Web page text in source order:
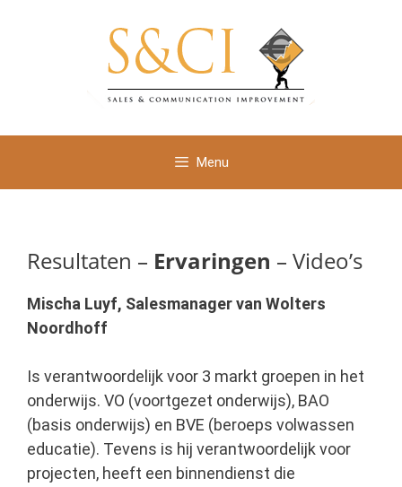
Menu
Resultaten – Ervaringen – Video’s
Mischa Luyf, Salesmanager van Wolters
Noordhoff
Is verantwoordelijk voor 3 markt groepen in het
onderwijs. VO (voortgezet onderwijs), BAO
(basis onderwijs) en BVE (beroeps volwassen
educatie). Tevens is hij verantwoordelijk voor
projecten, heeft een binnendienst die